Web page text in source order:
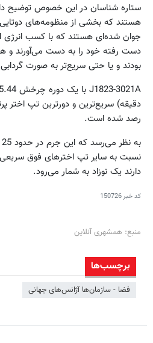
ستاره شناسان در این خصوص توضیح
هستند که بخشی از منظومه‌های دوتایی
جوان شده‌ای هستند که با کسب انرژی
دست رفته خود را به دست می‌آورند و
بودند و یا حتی سریع‌تر به صورت
دقیقه) سریع‌ترین و دورترین تپ اختر
رصد شده است.
نسبت به سایر تپ اخترهای فوق
دارند یک نوزاد به شمار می‌رود.
کد خبر150726
منبع: همشهری آنلاین
برچسب‌ها
فضا - سازمان‌ها آژانس‌های جهانی